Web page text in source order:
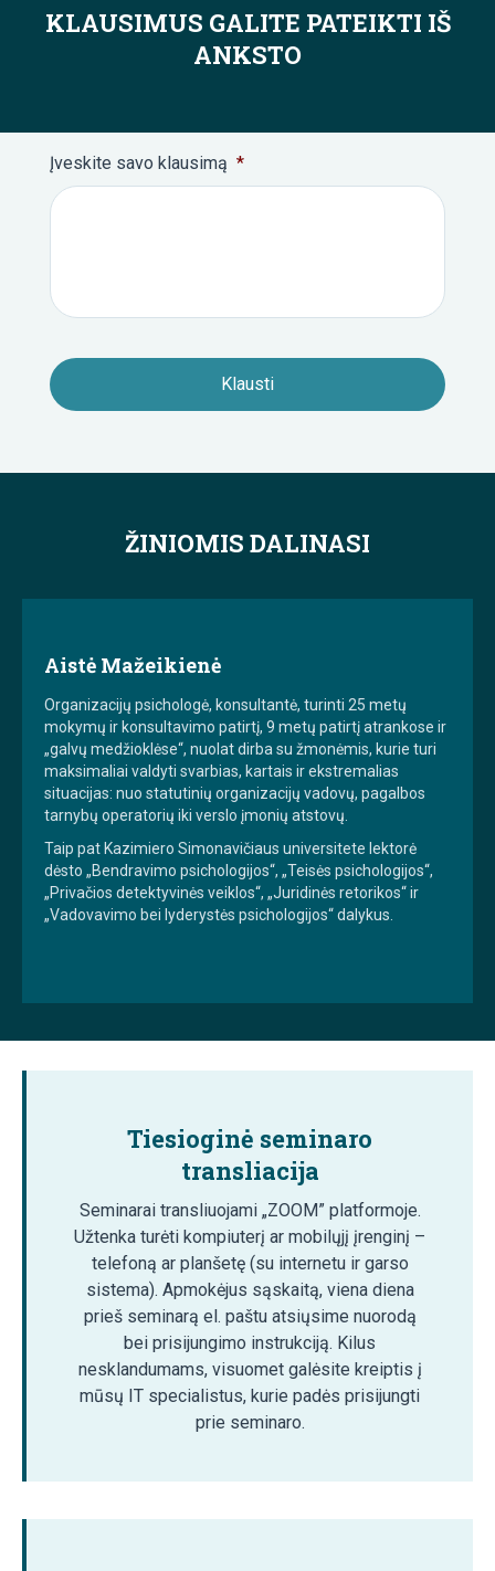
KLAUSIMUS GALITE PATEIKTI IŠ
ANKSTO
Įveskite savo klausimą *
ŽINIOMIS DALINASI
Aistė Mažeikienė
Organizacijų psichologė, konsultantė, turinti 25 metų
mokymų ir konsultavimo patirtį, 9 metų patirtį atrankose ir
„galvų medžioklėse“, nuolat dirba su žmonėmis, kurie turi
maksimaliai valdyti svarbias, kartais ir ekstremalias
situacijas: nuo statutinių organizacijų vadovų, pagalbos
tarnybų operatorių iki verslo įmonių atstovų.
Taip pat Kazimiero Simonavičiaus universitete lektorė
dėsto „Bendravimo psichologijos“, „Teisės psichologijos“,
„Privačios detektyvinės veiklos“, „Juridinės retorikos“ ir
„Vadovavimo bei lyderystės psichologijos“ dalykus.
Tiesioginė seminaro
transliacija
Seminarai transliuojami „ZOOM” platformoje.
Užtenka turėti kompiuterį ar mobilųjį įrenginį –
telefoną ar planšetę (su internetu ir garso
sistema). Apmokėjus sąskaitą, viena diena
prieš seminarą el. paštu atsiųsime nuorodą
bei prisijungimo instrukciją. Kilus
nesklandumams, visuomet galėsite kreiptis į
mūsų IT specialistus, kurie padės prisijungti
prie seminaro.